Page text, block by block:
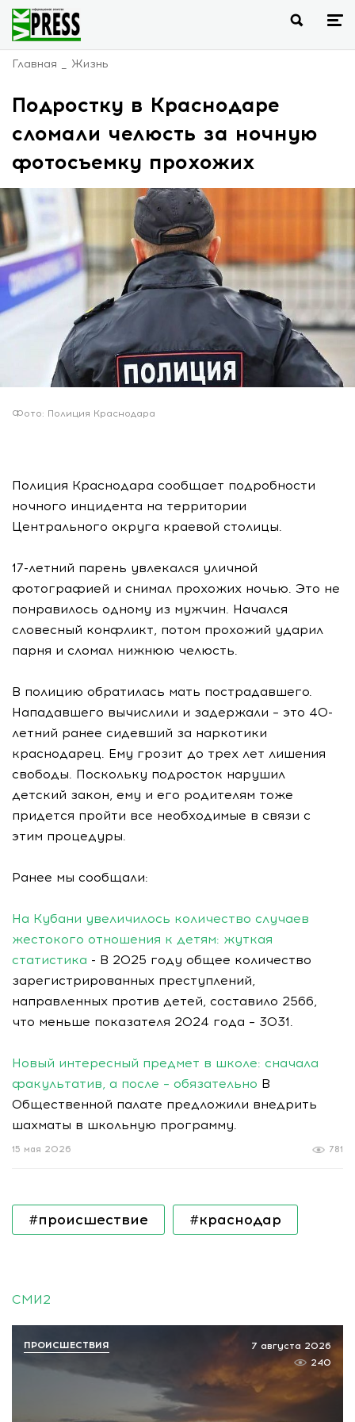
Главная Жизнь
Подростку в Краснодаре
сломали челюсть за ночную
фотосъемку прохожих
Фото: Полиция Краснодара
Полиция Краснодара сообщает подробности
ночного инцидента на территории
Центрального округа краевой столицы.
17-летний парень увлекался уличной
фотографией и снимал прохожих ночью. Это не
понравилось одному из мужчин. Начался
словесный конфликт, потом прохожий ударил
парня и сломал нижнюю челюсть.
В полицию обратилась мать пострадавшего.
Нападавшего вычислили и задержали – это 40-
летний ранее сидевший за наркотики
краснодарец. Ему грозит до трех лет лишения
свободы. Поскольку подросток нарушил
детский закон, ему и его родителям тоже
придется пройти все необходимые в связи с
этим процедуры.
Ранее мы сообщали:
На Кубани увеличилось количество случаев
жестокого отношения к детям: жуткая
статистика - В 2025 году общее количество
зарегистрированных преступлений,
направленных против детей, составило 2566,
что меньше показателя 2024 года – 3031.
Новый интересный предмет в школе: сначала
факультатив, а после – обязательно В
Общественной палате предложили внедрить
шахматы в школьную программу.
781
15 мая 2026
#происшествие #краснодар
СМИ2
7 августа 2026
240
ПРОИСШЕСТВИЯ